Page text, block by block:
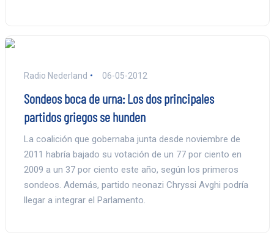
Radio Nederland 06-05-2012
Sondeos boca de urna: Los dos principales
partidos griegos se hunden
La coalición que gobernaba junta desde noviembre de
2011 habría bajado su votación de un 77 por ciento en
2009 a un 37 por ciento este año, según los primeros
sondeos. Además, partido neonazi Chryssi Avghi podría
llegar a integrar el Parlamento.